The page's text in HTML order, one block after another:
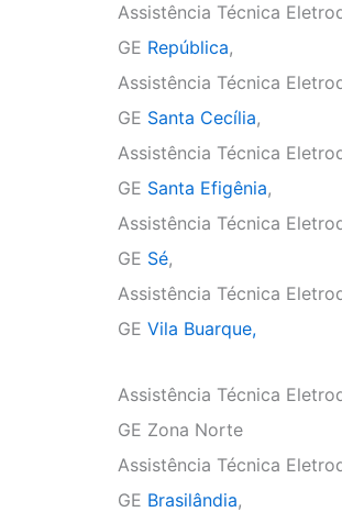
Assistência Técnica
GE República,
Assistência Técnica
GE Santa Cecília,
Assistência Técnica
GE Santa Efigênia,
Assistência Técnica
GE Sé,
Assistência Técnica
GE Vila Buarque,
Assistência Técnica
GE Zona Norte
Assistência Técnica
GE Brasilândia,